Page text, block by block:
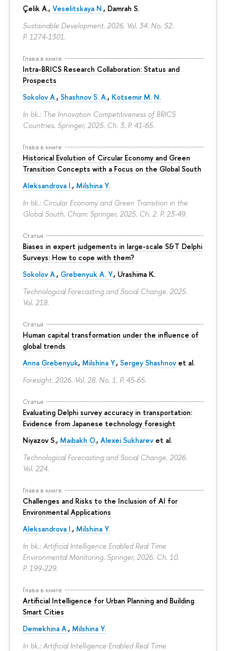
Çelik A., Veselitskaya N., Damrah S.
Sustainable Development. 2026. Vol. 34. No. S2.
P. 1274-1301.
Глава в книге
Intra-BRICS Research Collaboration: Status and
Prospects
Sokolov A., Shashnov S. A., Kotsemir M. N.
In bk.: The Innovation Competitiveness of BRICS
Countries. Springer, 2025. Ch. 3. P. 41-65.
Глава в книге
Historical Evolution of Circular Economy and Green
Transition Concepts with a Focus on the Global South
Aleksandrova I., Milshina Y.
In bk.: Circular Economy and Green Transition in the
Global South. Cham: Springer, 2025. Ch. 2. P. 23-49.
Статья
Biases in expert judgements in large-scale S&T Delphi
Surveys: How to cope with them?
Sokolov A., Grebenyuk A. Y., Urashima K.
Technological Forecasting and Social Change. 2025.
Vol. 218.
Статья
Human capital transformation under the influence of
global trends
Anna Grebenyuk, Milshina Y., Sergey Shashnov et al.
Foresight. 2026. Vol. 28. No. 1. P. 45-65.
Статья
Evaluating Delphi survey accuracy in transportation:
Evidence from Japanese technology foresight
Niyazov S., Maibakh O., Alexei Sukharev et al.
Technological Forecasting and Social Change. 2026.
Vol. 224.
Глава в книге
Challenges and Risks to the Inclusion of AI for
Environmental Applications
Aleksandrova I., Milshina Y.
In bk.: Artificial Intelligence Enabled Real Time
Environmental Monitoring. Springer, 2026. Ch. 10.
P. 199-229.
Глава в книге
Artificial Intelligence for Urban Planning and Building
Smart Cities
Demekhina A., Milshina Y.
In bk.: Artificial Intelligence Enabled Real Time